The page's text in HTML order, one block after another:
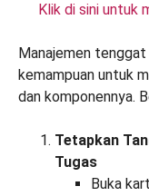
Klik di sini untuk
Manajemen
kemampuan untuk
dan komponennya.
Tetapkan
Tugas
Buka